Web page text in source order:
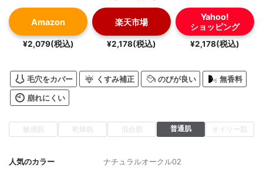
Amazon
¥2,079(税込)
楽天市場
¥2,178(税込)
Yahoo!
ショッピング
¥2,178(税込)
毛穴をカバー くすみ補正 のびが良い 無香料
崩れにくい
敏感肌 乾燥肌 混合肌 普通肌 オイリー肌
人気のカラー
ナチュラルオークル02